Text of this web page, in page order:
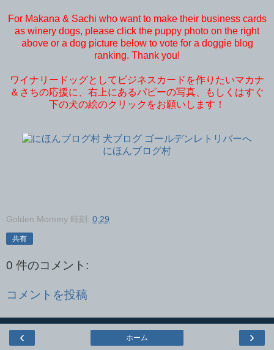
For Makana & Sachi who want to make their business cards
as winery dogs, please click the puppy photo on the right
above or a dog picture below to vote for a doggie blog
ranking. Thank you!
ワイナリードッグとしてビジネスカードを作りたいマカナ
＆さちの応援に、右上にあるパピーの写真、もしくはすぐ
下の犬の絵のクリックをお願いします！
にほんブログ村
Golden Mommy 時刻: 0:29
共有
0 件のコメント:
コメントを投稿
‹ ›
ホーム